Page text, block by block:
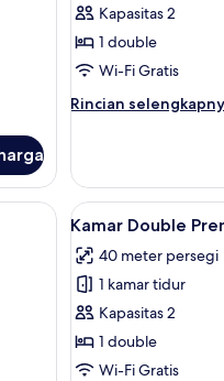
Kapasitas 2
1 double
Wi-Fi Gratis
Rincian
Rincian
Studio
premium, minibar, brankas, dan
Lihat
semua
foto
untuk
Kamar
Double
Premier
7
Kamar Double
40 meter persegi
1 kamar tidur
Kapasitas 2
1 double
Wi-Fi Gratis